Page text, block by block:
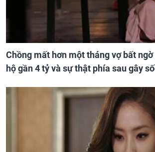
Chồng mất hơn một tháng vợ bất
hộ gần 4 tỷ và sự thật phía sau gây